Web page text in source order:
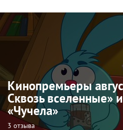
Кинопремьеры
Сквозь вселенные»
«Чучела»
3 отзыва